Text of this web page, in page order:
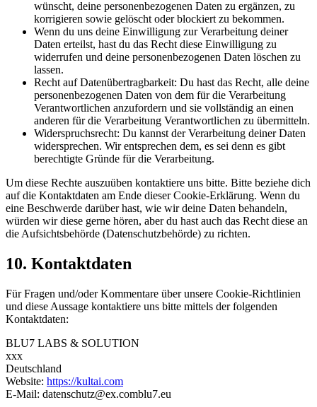
wünscht, deine personenbezogenen Daten zu ergänzen, zu
korrigieren sowie gelöscht oder blockiert zu bekommen.
Wenn du uns deine Einwilligung zur Verarbeitung deiner
Daten erteilst, hast du das Recht diese Einwilligung zu
widerrufen und deine personenbezogenen Daten löschen zu
lassen.
Recht auf Datenübertragbarkeit: Du hast das Recht, alle deine
personenbezogenen Daten von dem für die Verarbeitung
Verantwortlichen anzufordern und sie vollständig an einen
anderen für die Verarbeitung Verantwortlichen zu übermitteln.
Widerspruchsrecht: Du kannst der Verarbeitung deiner Daten
widersprechen. Wir entsprechen dem, es sei denn es gibt
berechtigte Gründe für die Verarbeitung.
Um diese Rechte auszuüben kontaktiere uns bitte. Bitte beziehe dich
auf die Kontaktdaten am Ende dieser Cookie-Erklärung. Wenn du
eine Beschwerde darüber hast, wie wir deine Daten behandeln,
würden wir diese gerne hören, aber du hast auch das Recht diese an
die Aufsichtsbehörde (Datenschutzbehörde) zu richten.
10. Kontaktdaten
Für Fragen und/oder Kommentare über unsere Cookie-Richtlinien
und diese Aussage kontaktiere uns bitte mittels der folgenden
Kontaktdaten:
BLU7 LABS & SOLUTION
xxx
Deutschland
Website: https://kultai.com
E-Mail: datenschutz@ex.comblu7.eu